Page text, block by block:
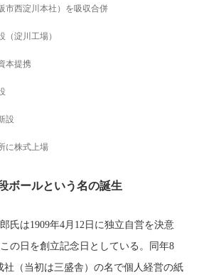
市西淀川本社）を吸収合併
（淀川工場）
本提携
設
に株式上場
ボールという名の誕生
氏は1909年4月12日に独立自営を決意
の日を創立記念日としている。同年8
社（当初は三盛舎）の名で個人経営の紙